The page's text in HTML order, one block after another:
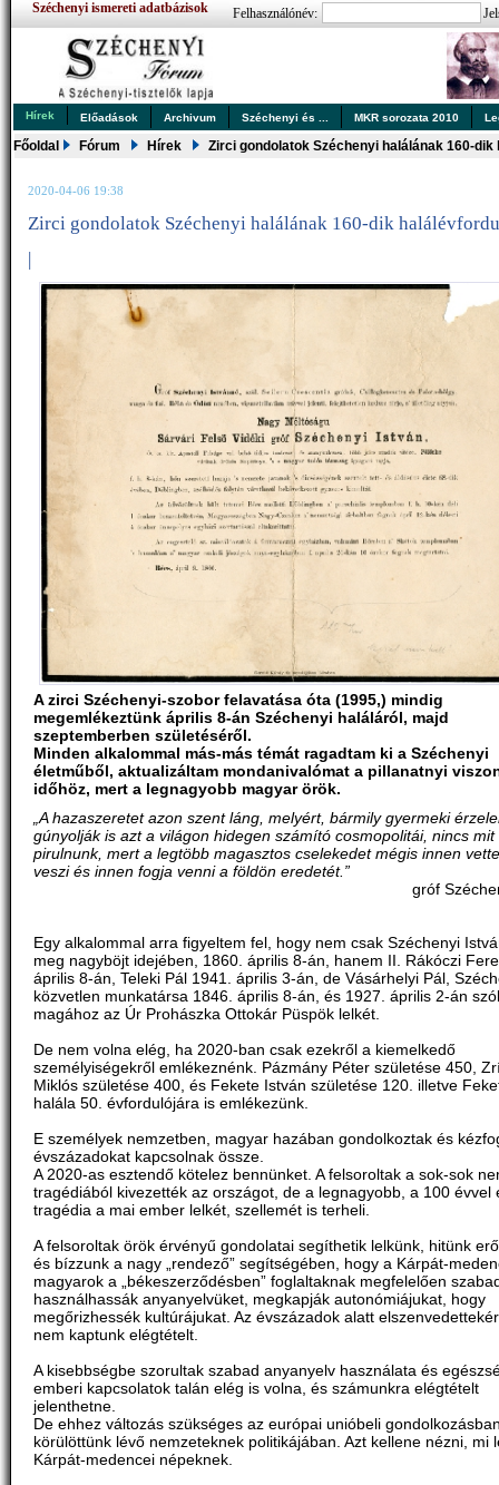
Széchenyi ismereti adatbázisok Felhasználónév:
Hírek Előadások Archivum Széchenyi és ... MKR sorozata 2010
Főoldal Fórum Hírek Zirci gondolatok Széchenyi halálának 160-
2020-04-06 19:38
Zirci gondolatok Széchenyi halálának 160-dik
|
A zirci Széchenyi-szobor felavatása óta (1995,) mindig
megemlékeztünk április 8-án Széchenyi haláláról, majd
szeptemberben születéséről.
Minden alkalommal más-más témát ragadtam ki a Széchenyi
életműből, aktualizáltam mondanivalómat a pillanatnyi
időhöz, mert a legnagyobb magyar örök.
„A hazaszeretet azon szent láng, melyért, bármily gyermeki
gúnyolják is azt a világon hidegen számító cosmopolitái, nincs mit
pirulnunk, mert a legtöbb magasztos cselekedet mégis innen
veszi és innen fogja venni a földön eredetét.”
gróf
Egy alkalommal arra figyeltem fel, hogy nem csak Széchenyi
meg nagyböjt idejében, 1860. április 8-án, hanem II. Rákóczi
április 8-án, Teleki Pál 1941. április 3-án, de Vásárhelyi Pál,
közvetlen munkatársa 1846. április 8-án, és 1927. április 2-án
magához az Úr Prohászka Ottokár Püspök lelkét.
De nem volna elég, ha 2020-ban csak ezekről a kiemelkedő
személyiségekről emlékeznénk. Pázmány Péter születése 450,
Miklós születése 400, és Fekete István születése 120. illetve
halála 50. évfordulójára is emlékezünk.
E személyek nemzetben, magyar hazában gondolkoztak és
évszázadokat kapcsolnak össze.
A 2020-as esztendő kötelez bennünket. A felsoroltak a sok-sok
tragédiából kivezették az országot, de a legnagyobb, a 100 évvel
tragédia a mai ember lelkét, szellemét is terheli.
A felsoroltak örök érvényű gondolatai segíthetik lelkünk, hitünk
és bízzunk a nagy „rendező” segítségében, hogy a Kárpát-
magyarok a „békeszerződésben” foglaltaknak megfelelően
használhassák anyanyelvüket, megkapják autonómiájukat, hogy
megőrizhessék kultúrájukat. Az évszázadok alatt
nem kaptunk elégtételt.
A kisebbségbe szorultak szabad anyanyelv használata és
emberi kapcsolatok talán elég is volna, és számunkra elégtételt
jelenthetne.
De ehhez változás szükséges az európai unióbeli
körülöttünk lévő nemzeteknek politikájában. Azt kellene nézni, mi
Kárpát-medencei népeknek.